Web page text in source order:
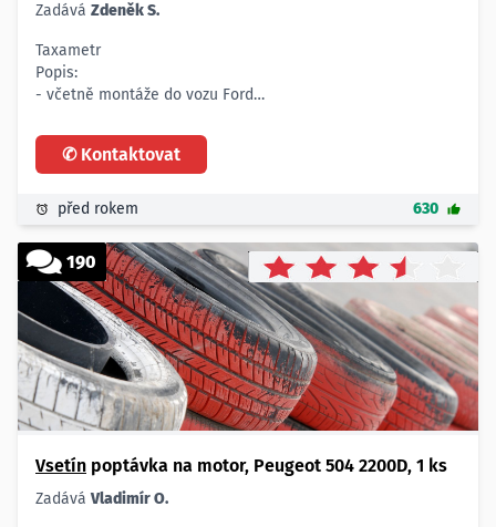
Zadává Zdeněk S.
Taxametr
Popis:
- včetně montáže do vozu Ford
- 1 ks
✆ Kontaktovat
před rokem 630
190
Vsetín poptávka na motor, Peugeot 504 2200D, 1 ks
ZadáváVladimír O.